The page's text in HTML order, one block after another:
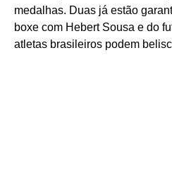
medalhas. Duas já estão
boxe com Hebert Sousa e do
atletas brasileiros podem